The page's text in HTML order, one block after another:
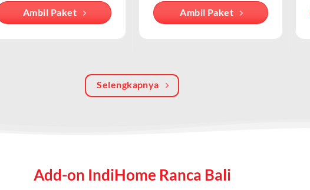
secara terpisah.
dari IndiHome yang menggabungkan internet, TV kabel (IndiHome TV),
telepon dalam satu langganan.
Ambil Paket Ambil Paket
Selengkapnya
Add-on IndiHome Ranca Bali